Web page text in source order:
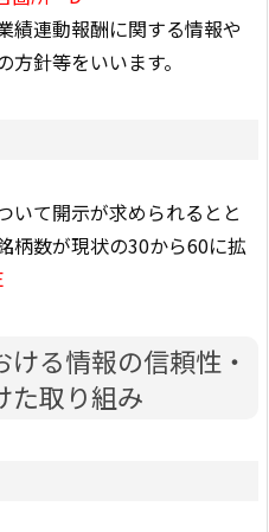
績連動報酬に関する情報や
針等をいいます。
いて開示が求められるとと
柄数が現状の30から60に拡
る情報の信頼性・
た取り組み